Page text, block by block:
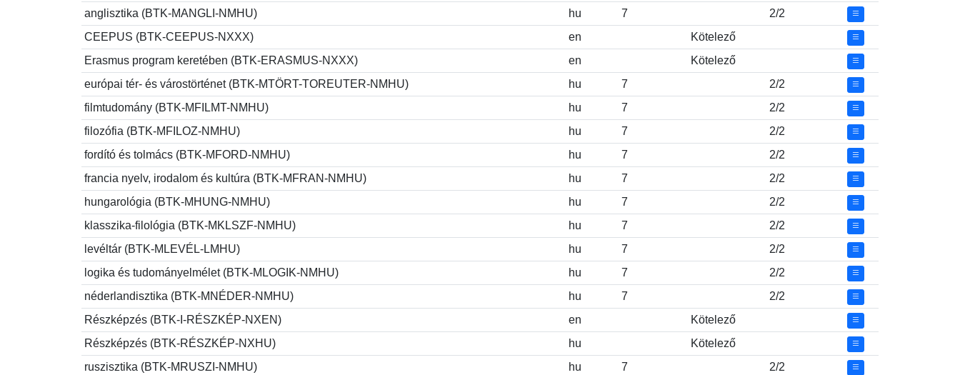
anglisztika (BTK-MANGLI-NMHU)
hu 7
2/2
CEEPUS (BTK-CEEPUS-NXXX)
en
Kötelező
Erasmus program keretében (BTK-ERASMUS-NXXX)
en
Kötelező
európai tér- és várostörténet (BTK-MTÖRT-TOREUTER-NMHU)
hu 7
2/2
filmtudomány (BTK-MFILMT-NMHU)
hu 7
2/2
filozófia (BTK-MFILOZ-NMHU)
hu 7
2/2
fordító és tolmács (BTK-MFORD-NMHU)
hu 7
2/2
francia nyelv, irodalom és kultúra (BTK-MFRAN-NMHU)
hu 7
2/2
hungarológia (BTK-MHUNG-NMHU)
hu 7
2/2
klasszika-filológia (BTK-MKLSZF-NMHU)
hu 7
2/2
levéltár (BTK-MLEVÉL-LMHU)
hu 7
2/2
logika és tudományelmélet (BTK-MLOGIK-NMHU)
hu 7
2/2
néderlandisztika (BTK-MNÉDER-NMHU)
hu 7
2/2
Részképzés (BTK-I-RÉSZKÉP-NXEN)
en
Kötelező
Részképzés (BTK-RÉSZKÉP-NXHU)
hu
Kötelező
ruszisztika (BTK-MRUSZI-NMHU)
hu 7 2/2